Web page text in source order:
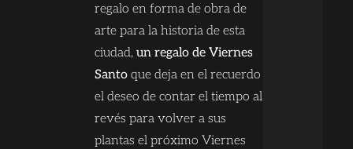
regalo en forma de obra de
arte para la historia de esta
ciudad,un regalo de Viernes
Santo que deja en el recuerdo
el deseo de contar el tiempo al
revés para volver a sus
plantas el próximo Viernes